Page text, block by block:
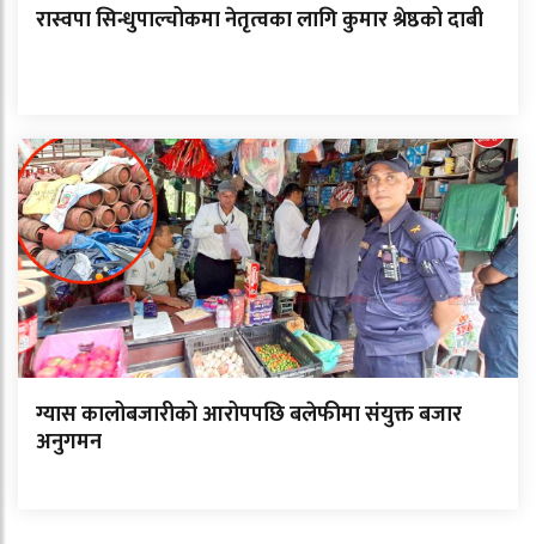
रास्वपा सिन्धुपाल्चोकमा नेतृत्वका लागि कुमार श्रेष्ठको दाबी
ग्यास कालोबजारीको आरोपपछि बलेफीमा संयुक्त बजार
अनुगमन